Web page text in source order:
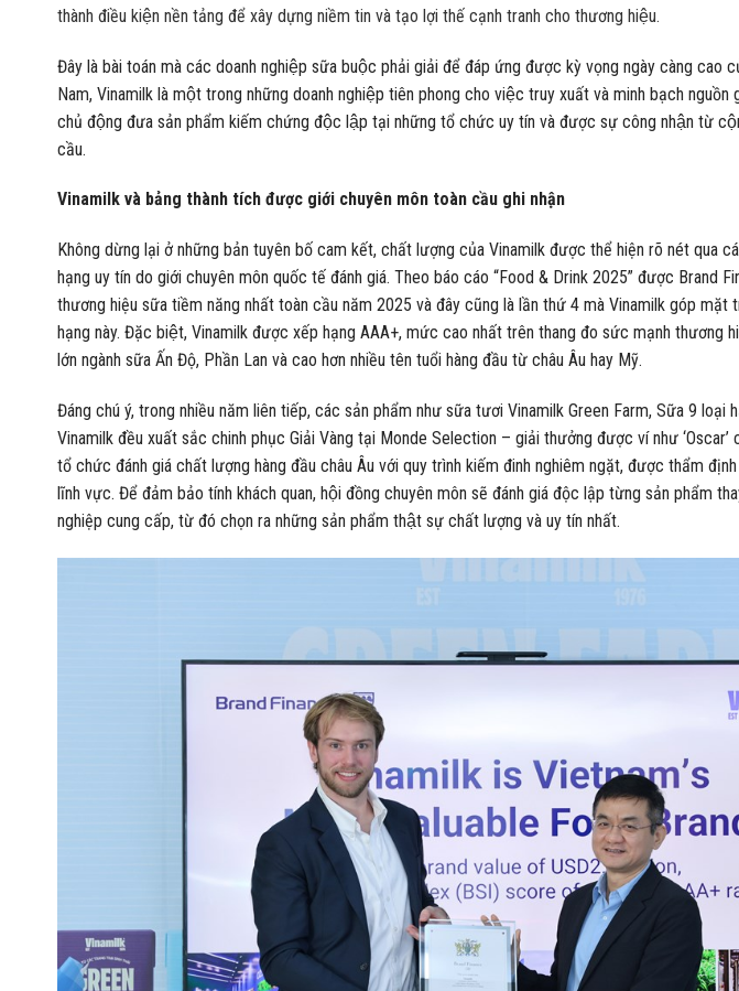
thành điều kiện nền tảng để xây dựng niềm tin và tạo lợi thế cạnh tranh cho thương hiệu.
Đây là bài toán mà các doanh nghiệp sữa buộc phải giải để đáp ứng được kỳ vọng ngày càng cao
Nam, Vinamilk là một trong những doanh nghiệp tiên phong cho việc truy xuất và minh bạch
chủ động đưa sản phẩm kiếm chứng độc lập tại những tổ chức uy tín và được sự công nhận từ
cầu.
Vinamilk và bảng thành tích được giới chuyên môn toàn cầu ghi nhận
Không dừng lại ở những bản tuyên bố cam kết, chất lượng của Vinamilk được thể hiện rõ nét qua
hạng uy tín do giới chuyên môn quốc tế đánh giá. Theo báo cáo “Food & Drink 2025” được Brand
thương hiệu sữa tiềm năng nhất toàn cầu năm 2025 và đây cũng là lần thứ 4 mà Vinamilk góp mặt
hạng này. Đặc biệt, Vinamilk được xếp hạng AAA+, mức cao nhất trên thang đo sức mạnh thương
lớn ngành sữa Ấn Độ, Phần Lan và cao hơn nhiều tên tuổi hàng đầu từ châu Âu hay Mỹ.
Đáng chú ý, trong nhiều năm liên tiếp, các sản phẩm như sữa tươi Vinamilk Green Farm, Sữa 9 loại
Vinamilk đều xuất sắc chinh phục Giải Vàng tại Monde Selection – giải thưởng được ví như ‘Oscar’
tổ chức đánh giá chất lượng hàng đầu châu Âu với quy trình kiếm đinh nghiêm ngặt, được thẩm
lĩnh vực. Để đảm bảo tính khách quan, hội đồng chuyên môn sẽ đánh giá độc lập từng sản phẩm
nghiệp cung cấp, từ đó chọn ra những sản phẩm thật sự chất lượng và uy tín nhất.